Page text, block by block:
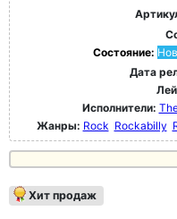
Состояние:
Дата
Исполнители:
Жанры: Rock Rockabilly
Хит продаж